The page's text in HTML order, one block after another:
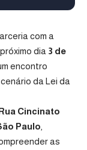
com a
dia 3 de
encontro
da Lei da
Cincinato
Paulo
as